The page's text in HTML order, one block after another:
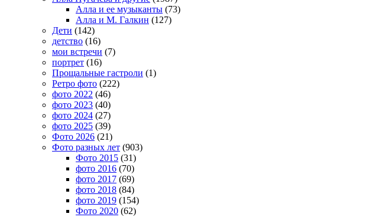
Алла и ее музыканты (73)
Алла и М. Галкин (127)
Дети (142)
детство (16)
мои встречи (7)
портрет (16)
Прощальные гастроли (1)
Ретро фото (222)
фото 2022 (46)
фото 2023 (40)
фото 2024 (27)
фото 2025 (39)
Фото 2026 (21)
Фото разных лет (903)
Фото 2015 (31)
фото 2016 (70)
фото 2017 (69)
фото 2018 (84)
фото 2019 (154)
Фото 2020 (62)